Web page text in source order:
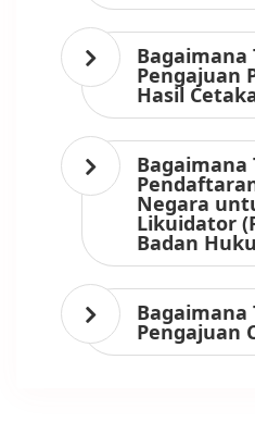
Bagaimana
Pengajuan
Hasil
Bagaimana
Negara
Likuidator
Badan
Bagaimana
Pengajuan